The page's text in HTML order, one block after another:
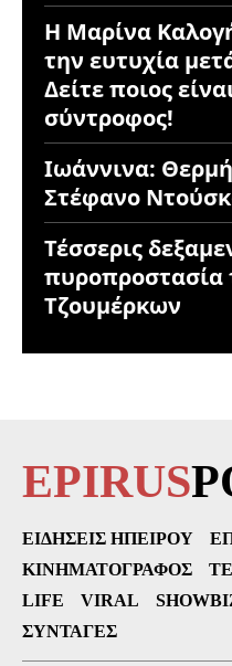
Η Μαρίνα
την ευτυχία
Δείτε ποιος
σύντροφος!
Ιωάννινα:
Στέφανο
Τέσσερις
πυροπροστασία
Τζουμέρκων
EPIRUS
ΕΙΔΉΣΕΙΣ ΗΠΕΊΡΟΥ
ΚΙΝΗΜΑΤΟΓΡΆΦΟΣ
LIFE
VIRAL
ΣΥΝΤΑΓΈΣ